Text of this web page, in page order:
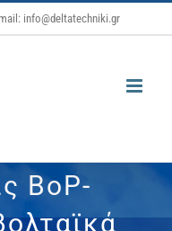
info@deltatechniki.gr
BoP-